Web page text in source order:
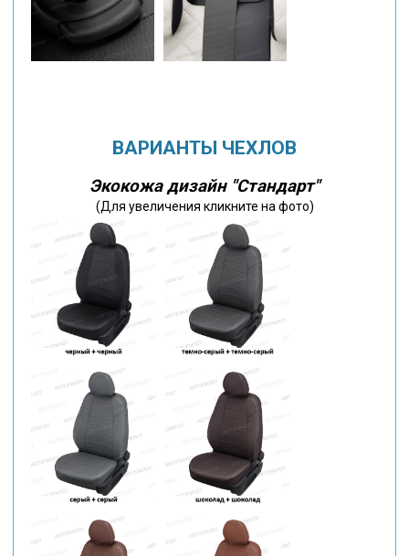
ВАРИАНТЫ ЧЕХЛОВ
Экокожа дизайн "Стандарт"
(Для увеличения кликните на фото)